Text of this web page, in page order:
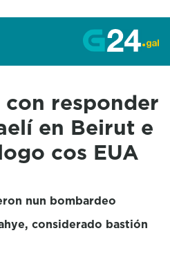
con responder
en Beirut e
cos EUA
nun bombardeo
considerado bastión